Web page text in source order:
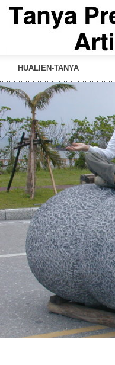
HUALIEN-TANYA